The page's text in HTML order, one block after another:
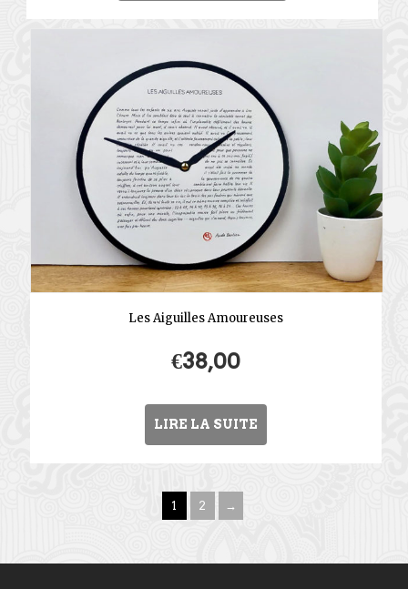
Les Aiguilles Amoureuses
€38,00
LIRE LA SUITE
1 2 →